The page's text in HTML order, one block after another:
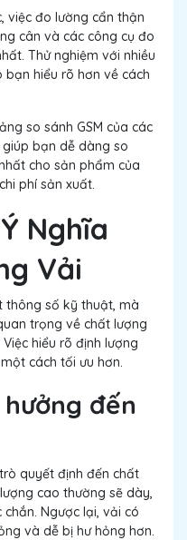
việc đo lường cẩn thận
cân và các công cụ đo
Thử nghiệm với nhiều
hiểu rõ hơn về cách
so sánh GSM của các
bạn dễ dàng so
cho sản phẩm của
phí sản xuất.
Nghĩa
Vải
thông số kỹ thuật, mà
trọng về chất lượng
hiểu rõ định lượng
cách tối ưu hơn.
đến
quyết định đến chất
cao thường sẽ dày,
Ngược lại, vải có
và dễ bị hư hỏng hơn.